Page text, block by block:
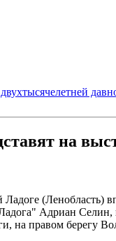
на
(Ленобласть)
Ладога" Адриан
на правом берегу